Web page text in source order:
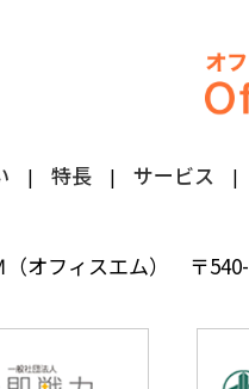
特長 サービス
オフィスエム） 〒